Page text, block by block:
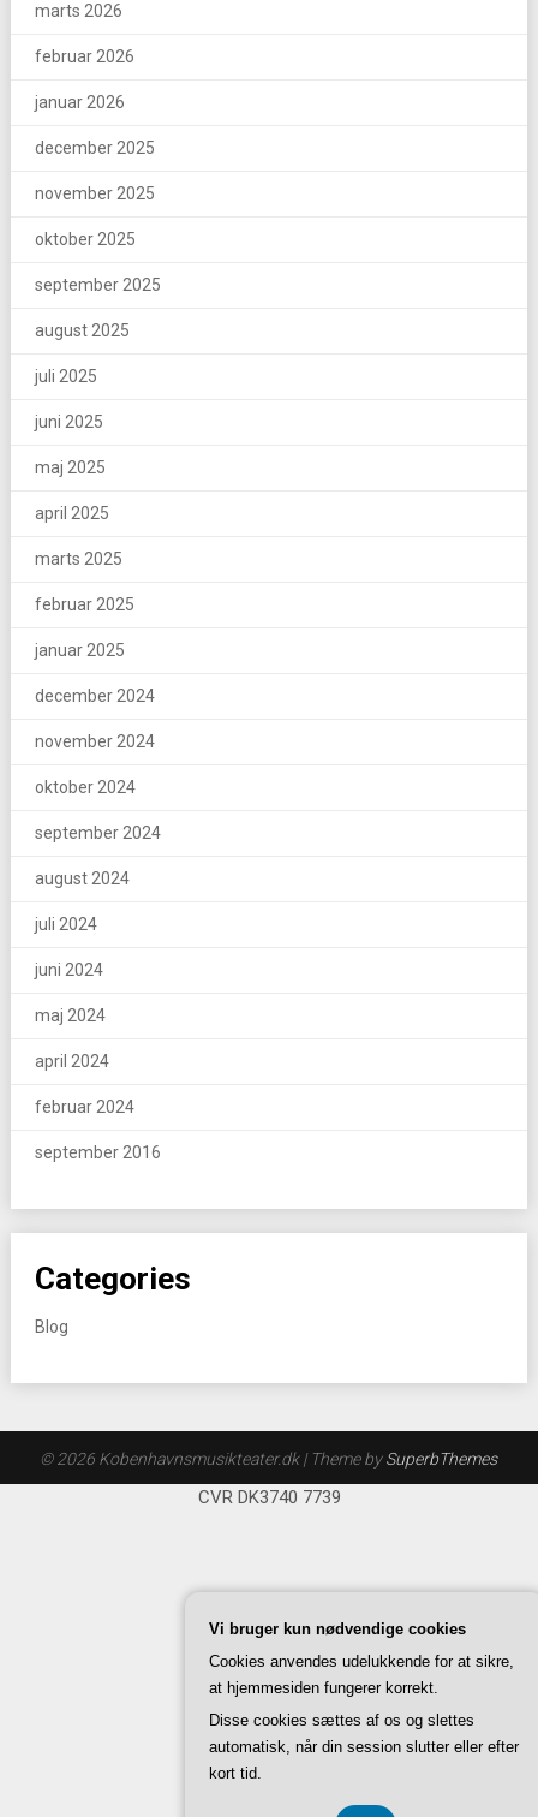
marts 2026
februar 2026
januar 2026
december 2025
november 2025
oktober 2025
september 2025
august 2025
juli 2025
juni 2025
maj 2025
april 2025
marts 2025
februar 2025
januar 2025
december 2024
november 2024
oktober 2024
september 2024
august 2024
juli 2024
juni 2024
maj 2024
april 2024
februar 2024
september 2016
Categories
Blog
© 2026 Kobenhavnsmusikteater.dk| Theme bySuperbThemes
CVR DK3740 7739
Vi bruger kun nødvendige cookies
Cookies anvendes udelukkende for at sikre,
at hjemmesiden fungerer korrekt.
Disse cookies sættes af os og slettes
automatisk, når din session slutter eller efter
kort tid.